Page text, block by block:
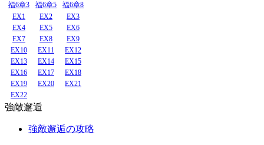
福6章3
福6章5
福6章8
EX1
EX2
EX3
EX4
EX5
EX6
EX7
EX8
EX9
EX10
EX11
EX12
EX13
EX14
EX15
EX16
EX17
EX18
EX19
EX20
EX21
EX22
強敵邂逅
強敵邂逅の攻略